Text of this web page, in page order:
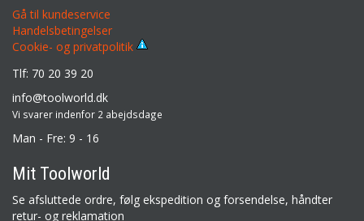
Gå til kundeservice
Handelsbetingelser
Cookie- og privatpolitik
Tlf: 70 20 39 20
info@toolworld.dk
Vi svarer indenfor 2 abejdsdage
Man - Fre: 9 - 16
Mit Toolworld
Se afsluttede ordre, følg ekspedition og forsendelse, håndter
retur- og reklamation